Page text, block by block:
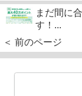
まだ間に
す！...
＜ 前のページ